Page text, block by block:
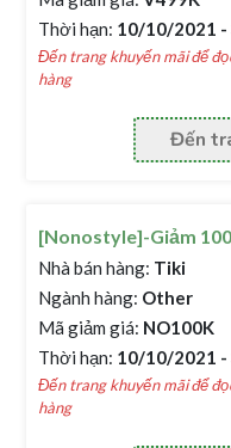
Thời hạn: 10/10/2021
Đến trang khuyến mãi để
hàng
Đến
[Nonostyle]-Giảm
Nhà bán hàng: Tiki
Ngành hàng: Other
Mã giảm giá: NO100K
Thời hạn: 10/10/2021
Đến trang khuyến mãi để
hàng